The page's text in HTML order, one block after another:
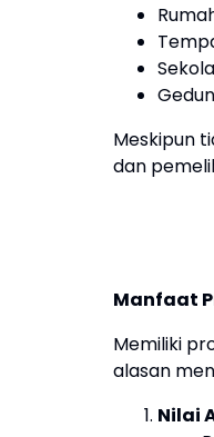
Meskipun
dan
Manfaat
Memiliki
alasan
Nilai